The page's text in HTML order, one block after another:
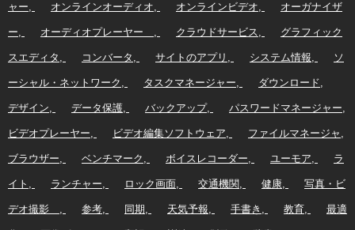
ャー オンラインオーディオ オンラインビデオ オーガナイザ
ー オーディオプレーヤー クラウドサービス グラフィック
スエディタ コンバータ サイトのアプリ システム情報 ソ
ーシャル・ネットワーク タスクマネージャー ダウンロード
デザイン データ保護 バックアップ パスワードマネージャー
ビデオプレーヤー ビデオ編集ソフトウェア ファイルマネージャ
ブラウザー ベンチマーク ボイスレコーダー ユーモア ラ
イト ランチャー ロック画面 交通機関 健康 写真・ビ
デオ撮影 参考 同期 天気予報 手書き 教育 最適